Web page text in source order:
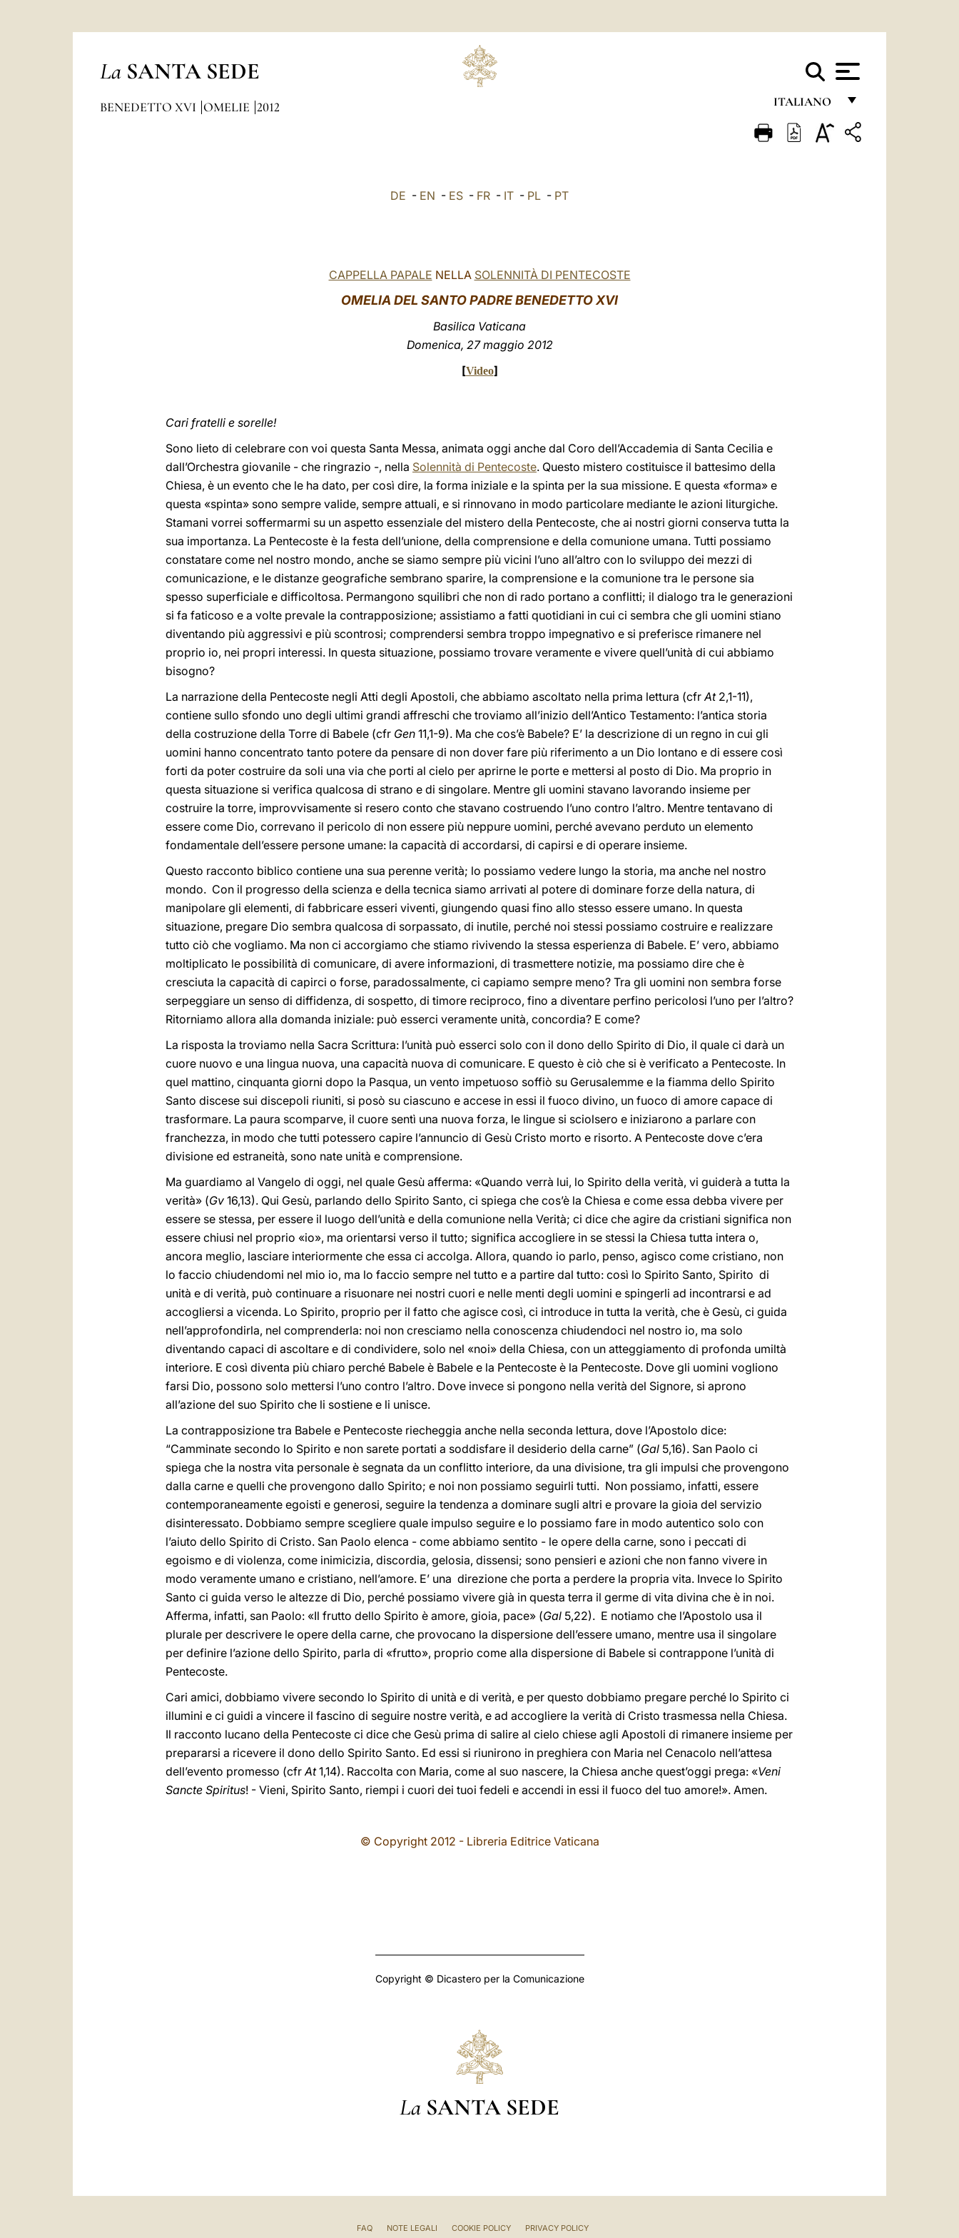
La SANTA SEDE
ITALIANO
FRANÇAIS
BENEDETTO XVI OMELIE 2012
DE - EN - ES - FR - IT - PL - PT
CAPPELLA PAPALE NELLA SOLENNITÀ DI PENTECOSTE
OMELIA DEL SANTO PADRE BENEDETTO XVI
Basilica Vaticana
Domenica, 27 maggio 2012
[Video]
Cari fratelli e sorelle!
Sono lieto di celebrare con voi questa Santa Messa, animata oggi anche dal Coro dell’Accademia di Santa Cecilia e
dall’Orchestra giovanile - che ringrazio -, nella Solennità di Pentecoste. Questo mistero costituisce il battesimo della
Chiesa, è un evento che le ha dato, per così dire, la forma iniziale e la spinta per la sua missione. E questa «forma» e
questa «spinta» sono sempre valide, sempre attuali, e si rinnovano in modo particolare mediante le azioni liturgiche.
Stamani vorrei soffermarmi su un aspetto essenziale del mistero della Pentecoste, che ai nostri giorni conserva tutta la
sua importanza. La Pentecoste è la festa dell’unione, della comprensione e della comunione umana. Tutti possiamo
constatare come nel nostro mondo, anche se siamo sempre più vicini l’uno all’altro con lo sviluppo dei mezzi di
comunicazione, e le distanze geografiche sembrano sparire, la comprensione e la comunione tra le persone sia
spesso superficiale e difficoltosa. Permangono squilibri che non di rado portano a conflitti; il dialogo tra le generazioni
si fa faticoso e a volte prevale la contrapposizione; assistiamo a fatti quotidiani in cui ci sembra che gli uomini stiano
diventando più aggressivi e più scontrosi; comprendersi sembra troppo impegnativo e si preferisce rimanere nel
proprio io, nei propri interessi. In questa situazione, possiamo trovare veramente e vivere quell’unità di cui abbiamo
bisogno?
La narrazione della Pentecoste negli Atti degli Apostoli, che abbiamo ascoltato nella prima lettura (cfrAt2,1-11),
contiene sullo sfondo uno degli ultimi grandi affreschi che troviamo all’inizio dell’Antico Testamento: l’antica storia
della costruzione della Torre di Babele (cfr Gen 11,1-9). Ma che cos’è Babele? E’ la descrizione di un regno in cui gli
uomini hanno concentrato tanto potere da pensare di non dover fare più riferimento a un Dio lontano e di essere così
forti da poter costruire da soli una via che porti al cielo per aprirne le porte e mettersi al posto di Dio. Ma proprio in
questa situazione si verifica qualcosa di strano e di singolare. Mentre gli uomini stavano lavorando insieme per
costruire la torre, improvvisamente si resero conto che stavano costruendo l’uno contro l’altro. Mentre tentavano di
essere come Dio, correvano il pericolo di non essere più neppure uomini, perché avevano perduto un elemento
fondamentale dell’essere persone umane: la capacità di accordarsi, di capirsi e di operare insieme.
Questo racconto biblico contiene una sua perenne verità; lo possiamo vedere lungo la storia, ma anche nel nostro
mondo. Con il progresso della scienza e della tecnica siamo arrivati al potere di dominare forze della natura, di
manipolare gli elementi, di fabbricare esseri viventi, giungendo quasi fino allo stesso essere umano. In questa
situazione, pregare Dio sembra qualcosa di sorpassato, di inutile, perché noi stessi possiamo costruire e realizzare
tutto ciò che vogliamo. Ma non ci accorgiamo che stiamo rivivendo la stessa esperienza di Babele. E’ vero, abbiamo
moltiplicato le possibilità di comunicare, di avere informazioni, di trasmettere notizie, ma possiamo dire che è
cresciuta la capacità di capirci o forse, paradossalmente, ci capiamo sempre meno? Tra gli uomini non sembra forse
serpeggiare un senso di diffidenza, di sospetto, di timore reciproco, fino a diventare perfino pericolosi l’uno per l’altro?
Ritorniamo allora alla domanda iniziale: può esserci veramente unità, concordia? E come?
La risposta la troviamo nella Sacra Scrittura: l’unità può esserci solo con il dono dello Spirito di Dio, il quale ci darà un
cuore nuovo e una lingua nuova, una capacità nuova di comunicare. E questo è ciò che si è verificato a Pentecoste. In
quel mattino, cinquanta giorni dopo la Pasqua, un vento impetuoso soffiò su Gerusalemme e la fiamma dello Spirito
Santo discese sui discepoli riuniti, si posò su ciascuno e accese in essi il fuoco divino, un fuoco di amore capace di
trasformare. La paura scomparve, il cuore sentì una nuova forza, le lingue si sciolsero e iniziarono a parlare con
franchezza, in modo che tutti potessero capire l’annuncio di Gesù Cristo morto e risorto. A Pentecoste dove c’era
divisione ed estraneità, sono nate unità e comprensione.
Ma guardiamo al Vangelo di oggi, nel quale Gesù afferma: «Quando verrà lui, lo Spirito della verità, vi guiderà a tutta la
verità» (Gv 16,13). Qui Gesù, parlando dello Spirito Santo, ci spiega che cos’è la Chiesa e come essa debba vivere per
essere se stessa, per essere il luogo dell’unità e della comunione nella Verità; ci dice che agire da cristiani significa non
essere chiusi nel proprio «io», ma orientarsi verso il tutto; significa accogliere in se stessi la Chiesa tutta intera o,
ancora meglio, lasciare interiormente che essa ci accolga. Allora, quando io parlo, penso, agisco come cristiano, non
lo faccio chiudendomi nel mio io, ma lo faccio sempre nel tutto e a partire dal tutto: così lo Spirito Santo, Spirito di
unità e di verità, può continuare a risuonare nei nostri cuori e nelle menti degli uomini e spingerli ad incontrarsi e ad
accogliersi a vicenda. Lo Spirito, proprio per il fatto che agisce così, ci introduce in tutta la verità, che è Gesù, ci guida
nell’approfondirla, nel comprenderla: noi non cresciamo nella conoscenza chiudendoci nel nostro io, ma solo
diventando capaci di ascoltare e di condividere, solo nel «noi» della Chiesa, con un atteggiamento di profonda umiltà
interiore. E così diventa più chiaro perché Babele è Babele e la Pentecoste è la Pentecoste. Dove gli uomini vogliono
farsi Dio, possono solo mettersi l’uno contro l’altro. Dove invece si pongono nella verità del Signore, si aprono
all’azione del suo Spirito che li sostiene e li unisce.
La contrapposizione tra Babele e Pentecoste riecheggia anche nella seconda lettura, dove l’Apostolo dice:
“Camminate secondo lo Spirito e non sarete portati a soddisfare il desiderio della carne” (Gal 5,16). San Paolo ci
spiega che la nostra vita personale è segnata da un conflitto interiore, da una divisione, tra gli impulsi che provengono
dalla carne e quelli che provengono dallo Spirito; e noi non possiamo seguirli tutti. Non possiamo, infatti, essere
contemporaneamente egoisti e generosi, seguire la tendenza a dominare sugli altri e provare la gioia del servizio
disinteressato. Dobbiamo sempre scegliere quale impulso seguire e lo possiamo fare in modo autentico solo con
l’aiuto dello Spirito di Cristo. San Paolo elenca - come abbiamo sentito - le opere della carne, sono i peccati di
egoismo e di violenza, come inimicizia, discordia, gelosia, dissensi; sono pensieri e azioni che non fanno vivere in
modo veramente umano e cristiano, nell’amore. E’ una direzione che porta a perdere la propria vita. Invece lo Spirito
Santo ci guida verso le altezze di Dio, perché possiamo vivere già in questa terra il germe di vita divina che è in noi.
Afferma, infatti, san Paolo: «Il frutto dello Spirito è amore, gioia, pace» (Gal 5,22). E notiamo che l’Apostolo usa il
plurale per descrivere le opere della carne, che provocano la dispersione dell’essere umano, mentre usa il singolare
per definire l’azione dello Spirito, parla di «frutto», proprio come alla dispersione di Babele si contrappone l’unità di
Pentecoste.
Cari amici, dobbiamo vivere secondo lo Spirito di unità e di verità, e per questo dobbiamo pregare perché lo Spirito ci
illumini e ci guidi a vincere il fascino di seguire nostre verità, e ad accogliere la verità di Cristo trasmessa nella Chiesa.
Il racconto lucano della Pentecoste ci dice che Gesù prima di salire al cielo chiese agli Apostoli di rimanere insieme per
prepararsi a ricevere il dono dello Spirito Santo. Ed essi si riunirono in preghiera con Maria nel Cenacolo nell’attesa
dell’evento promesso (cfrAt1,14). Raccolta con Maria, come al suo nascere, la Chiesa anche quest’oggi prega: «Veni
Sancte Spiritus! - Vieni, Spirito Santo, riempi i cuori dei tuoi fedeli e accendi in essi il fuoco del tuo amore!». Amen.
© Copyright 2012 - Libreria Editrice Vaticana
Copyright © Dicastero per la Comunicazione
La SANTA SEDE
FAQ NOTE LEGALI COOKIE POLICY PRIVACY POLICY